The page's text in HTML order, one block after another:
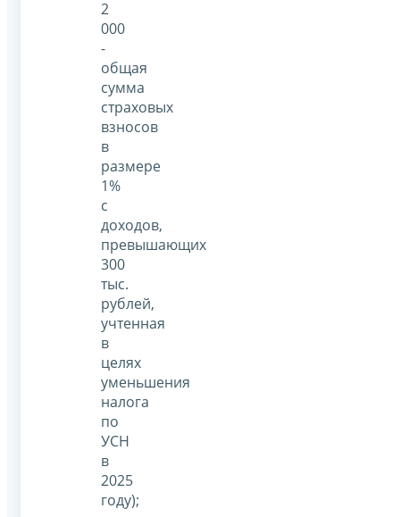
2
000
-
общая
сумма
страховых
взносов
в
размере
1%
с
доходов,
превышающих
300
тыс.
рублей,
учтенная
в
целях
уменьшения
налога
по
УСН
в
2025
году);